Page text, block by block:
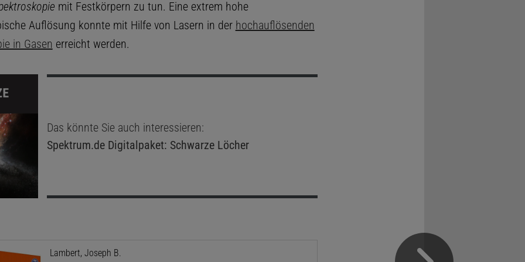
mit Festkörpern zu tun. Eine extrem hohe
Auflösung konnte mit Hilfe von Lasern in der hochauflösenden
in Gasen erreicht werden.
Das könnte Sie auch interessieren:
Spektrum.deDigitalpaket: Schwarze Löcher
Lambert, Joseph B.